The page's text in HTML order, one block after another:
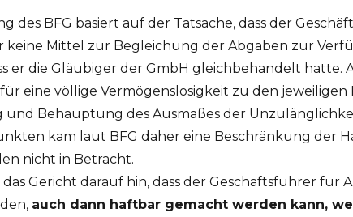
des BFG basiert auf der Tatsache, dass der
keine Mittel zur Begleichung der Abgaben zur
er die Gläubiger der GmbH gleichbehandelt
eine völlige Vermögenslosigkeit zu den
und Behauptung des Ausmaßes der
kam laut BFG daher eine Beschränkung der
nicht in Betracht.
Gericht darauf hin, dass der Geschäftsführer
auch dann haftbar gemacht werden kann,